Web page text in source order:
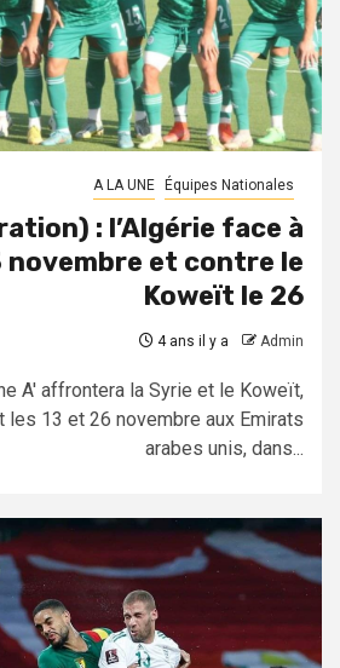
A LA UNE Équipes Nationales
: l’Algérie face à
novembre et contre le
Koweït le 26
4 ans il y a Admin
A' affrontera la Syrie et le Koweït,
les 13 et 26 novembre aux Emirats
arabes unis, dans...